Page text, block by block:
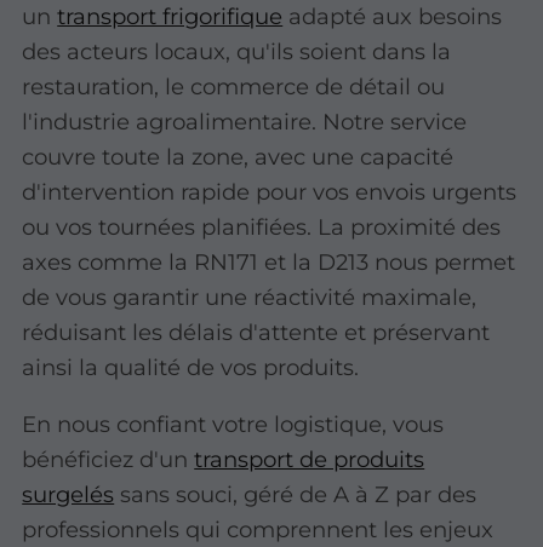
untransport frigorifique adapté aux besoins
des acteurs locaux, qu'ils soient dans la
restauration, le commerce de détail ou
l'industrie agroalimentaire. Notre service
couvre toute la zone, avec une capacité
d'intervention rapide pour vos envois urgents
ou vos tournées planifiées. La proximité des
axes comme la RN171 et la D213 nous permet
de vous garantir une réactivité maximale,
réduisant les délais d'attente et préservant
ainsi la qualité de vos produits.
En nous confiant votre logistique, vous
bénéficiez d'untransport de produits
surgelés sans souci, géré de A à Z par des
professionnels qui comprennent les enjeux